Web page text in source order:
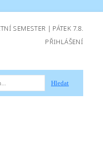
SEMESTER | PÁTEK 7.8.
PŘIHLÁŠENÍ
Hledat